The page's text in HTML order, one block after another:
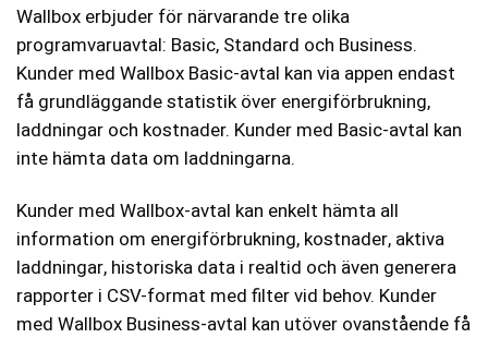
Wallbox erbjuder för närvarande tre olika
programvaruavtal: Basic, Standard och Business.
Kunder med Wallbox Basic-avtal kan via appen endast
få grundläggande statistik över energiförbrukning,
laddningar och kostnader. Kunder med Basic-avtal kan
inte hämta data om laddningarna.
Kunder med Wallbox-avtal kan enkelt hämta all
information om energiförbrukning, kostnader, aktiva
laddningar, historiska data i realtid och även generera
rapporter i CSV-format med filter vid behov. Kunder
med Wallbox Business-avtal kan utöver ovanstående få